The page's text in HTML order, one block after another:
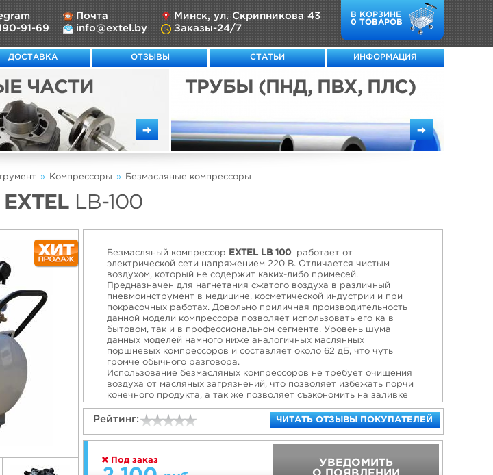
91-69
Почта
info@extel.by
Минск, ул. Скрипникова 43
Заказы-24/7
В КОРЗИНЕ
0 ТОВАРОВ
ДОСТАВКА ОТЗЫВЫ СТАТЬИ ИНФОРМАЦИЯ
ЧАСТИ
⮕
ТРУБЫ (ПНД, ПВХ, ПЛС)
⮕
» Компрессоры » Безмасляные компрессоры
LB-100
Безмасляный компрессор EXTEL LB 100 работает от
электрической сети напряжением 220 В. Отличается чистым
воздухом, который не содержит каких-либо примесей.
Предназначен для нагнетания сжатого воздуха в различный
пневмоинструмент в медицине, косметической индустрии и при
покрасочных работах. Довольно приличная производительность
данной модели компрессора позволяет использовать его ка в
бытовом, так и в профессиональном сегменте. Уровень шума
данных моделей намного ниже аналогичных маслянных
поршневых компрессоров и составляет около 62 дБ, что чуть
громче обычного разговора.
Использование безмасляных компрессоров не требует очищения
воздуха от масляных загрязнений, что позволяет избежать порчи
конечного продукта, а так же позволяет съэкономить на заливке
Рейтинг: ЧИТАТЬ ОТЗЫВЫ ПОКУПАТЕЛЕЙ
Под заказ
УВЕДОМИТЬ